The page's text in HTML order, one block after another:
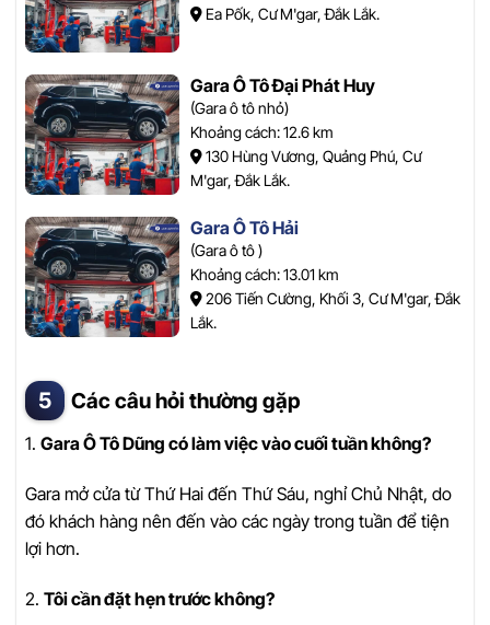
Ea Pốk, Cư M'gar, Đắk Lắk.
Gara Ô Tô Đại Phát Huy
(Gara ô tô nhỏ)
Khoảng cách: 12.6 km
130 Hùng Vương, Quảng Phú, Cư
M'gar, Đắk Lắk.
Gara Ô Tô Hải
(Gara ô tô )
Khoảng cách: 13.01 km
206 Tiến Cường, Khối 3, Cư M'gar, Đắk
Lắk.
Các câu hỏi thường gặp
1. Gara Ô Tô Dũng có làm việc vào cuối tuần không?
Gara mở cửa từ Thứ Hai đến Thứ Sáu, nghỉ Chủ Nhật, do
đó khách hàng nên đến vào các ngày trong tuần để tiện
lợi hơn.
2. Tôi cần đặt hẹn trước không?